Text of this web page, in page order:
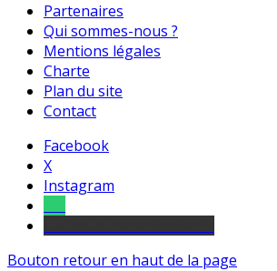
Partenaires
Qui sommes-nous ?
Mentions légales
Charte
Plan du site
Contact
Facebook
X
Instagram
Bouton retour en haut de la page